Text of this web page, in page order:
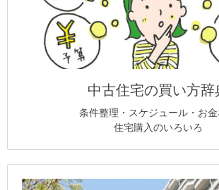
中古住宅の買い方辞
条件整理・スケジュール・お
住宅購入のいろいろ